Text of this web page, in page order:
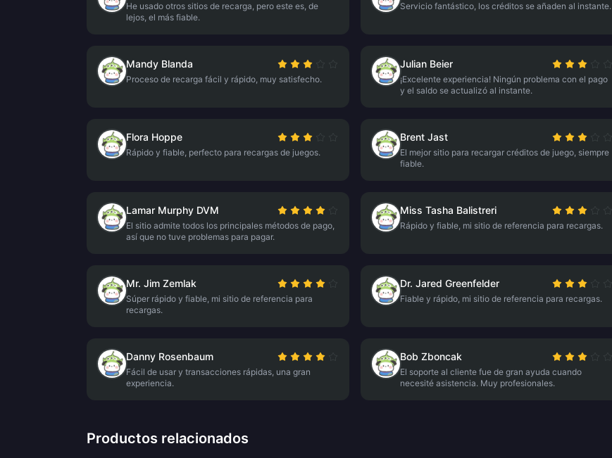
He usado otros sitios de recarga, pero este es, de
lejos, el más fiable.
Servicio fantástico, los créditos se añaden al instante.
Mandy Blanda
Proceso de recarga fácil y rápido, muy satisfecho.
Julian Beier
¡Excelente experiencia! Ningún problema con el pago
y el saldo se actualizó al instante.
Flora Hoppe
Rápido y fiable, perfecto para recargas de juegos.
Brent Jast
El mejor sitio para recargar créditos de juego, siempre
fiable.
Lamar Murphy DVM
El sitio admite todos los principales métodos de pago,
así que no tuve problemas para pagar.
Miss Tasha Balistreri
Rápido y fiable, mi sitio de referencia para recargas.
Mr. Jim Zemlak
Súper rápido y fiable, mi sitio de referencia para
recargas.
Dr. Jared Greenfelder
Fiable y rápido, mi sitio de referencia para recargas.
Danny Rosenbaum
Fácil de usar y transacciones rápidas, una gran
experiencia.
Bob Zboncak
El soporte al cliente fue de gran ayuda cuando
necesité asistencia. Muy profesionales.
Productos relacionados